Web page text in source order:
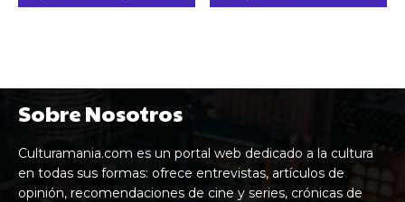
Sobre Nosotros
Culturamania.com es un portal web dedicado a la cultura
en todas sus formas: ofrece entrevistas, artículos de
opinión, recomendaciones de cine y series, crónicas de